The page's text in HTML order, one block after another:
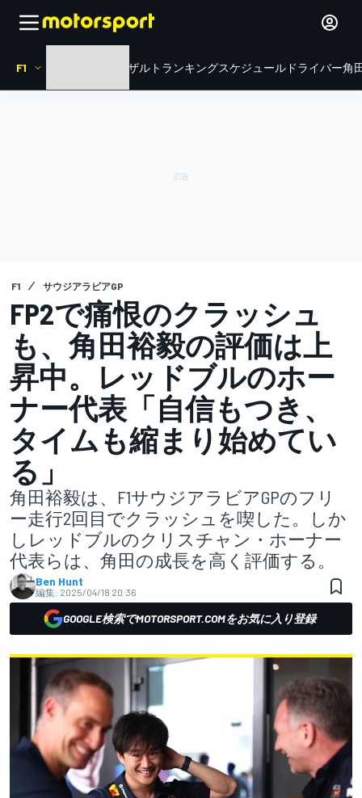
F1 リザルト ランキングスケジュール ドライバー角
F1 サウジアラビアGP
FP2で痛恨のクラッシュ
も、角田裕毅の評価は上
昇中。レッドブルのホー
ナー代表「自信もつき、
タイムも縮まり始めてい
る」
角田裕毅は、F1サウジアラビアGPのフリ
ー走行2回目でクラッシュを喫した。しか
しレッドブルのクリスチャン・ホーナー
代表らは、角田の成長を高く評価する。
Ben Hunt
編集: 2025/04/18 20:36
GOOGLE検索でMOTORSPORT.COMをお気に入り登録